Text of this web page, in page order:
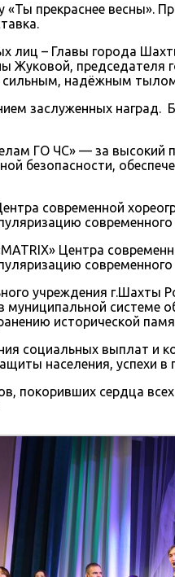
прекраснее весны».
лиц – Главы города
Жуковой,
надёжным
заслуженных
ГО ЧС» — за высокий
безопасности,
современной
Центра
учреждения г.Шахты
системе
исторической
социальных выплат и
населения, успехи в
покоривших сердца